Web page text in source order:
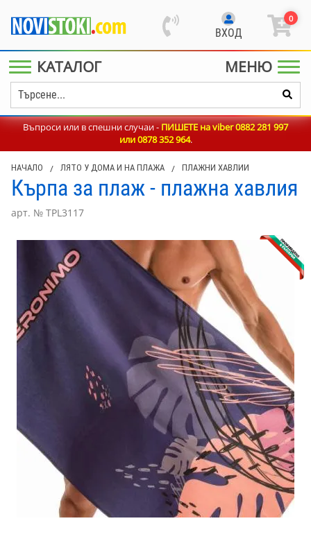
ВХОД
0
КАТАЛОГ МЕНЮ
Въпроси или в спешни случаи -ПИШЕТЕ на viber 0882 281 997
или0878 352 964.
НАЧАЛО / ЛЯТО У ДОМА И НА ПЛАЖА / ПЛАЖНИ ХАВЛИИ
Кърпа за плаж - плажна хавлия
арт. № TPL3117